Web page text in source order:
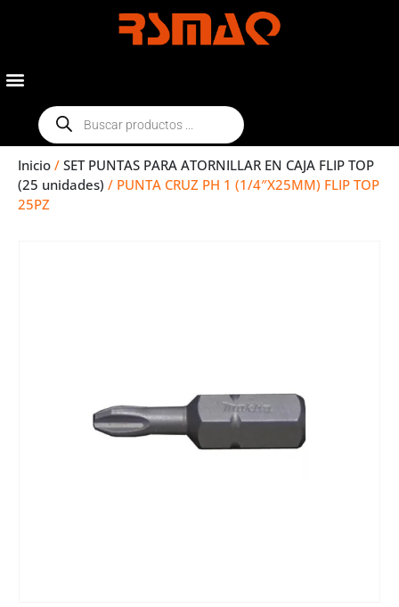
Inicio / SET PUNTAS PARA ATORNILLAR EN CAJA FLIP TOP
(25 unidades) / PUNTA CRUZ PH 1 (1/4″X25MM) FLIP TOP
25PZ